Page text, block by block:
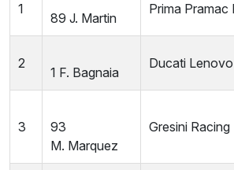
1
89 J. Martin
Prima Pramac
2
1 F. Bagnaia
Ducati
3
93
M. Marquez
Gresini